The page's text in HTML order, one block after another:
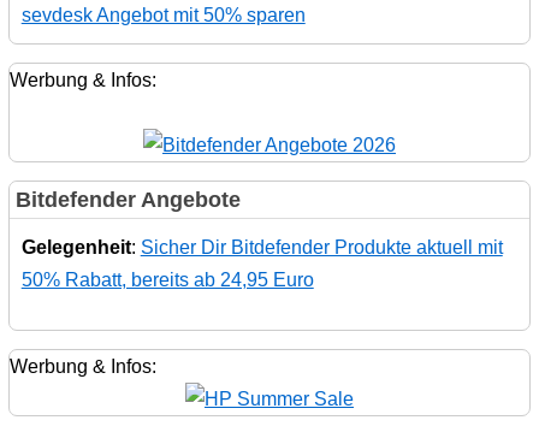
sevdesk Angebot mit 50% sparen
Werbung & Infos:
Bitdefender Angebote
Gelegenheit: Sicher Dir Bitdefender Produkte aktuell mit
50% Rabatt, bereits ab 24,95 Euro
Werbung & Infos: